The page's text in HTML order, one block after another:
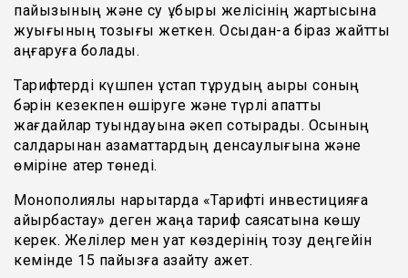
пайызының және су құбыры желісінің жартысына
жуығының тозығы жеткен. Осыдан-ақ біраз жайтты
аңғаруға болады.
Тарифтерді күшпен ұстап тұрудың ақыры соның
бәрін кезекпен өшіруге және түрлі апатты
жағдайлар туындауына әкеп соқтырады. Осының
салдарынан азаматтардың денсаулығына және
өміріне қатер төнеді.
Монополиялы нарықтарда «Тарифті инвестицияға
айырбастау» деген жаңа тариф саясатына көшу
керек. Желілер мен қуат көздерінің тозу деңгейін
кемінде 15 пайызға азайту қажет.